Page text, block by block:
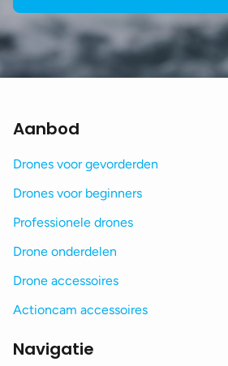
Aanbod
Drones voor gevorderden
Drones voor beginners
Professionele drones
Drone onderdelen
Drone accessoires
Actioncam accessoires
Navigatie